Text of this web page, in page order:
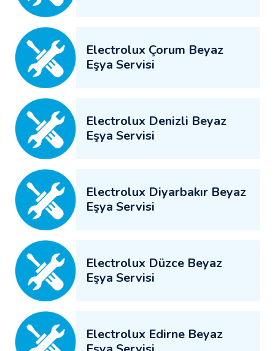
Electrolux Çorum Beyaz
Eşya Servisi
Electrolux Denizli Beyaz
Eşya Servisi
Electrolux Diyarbakır Beyaz
Eşya Servisi
Electrolux Düzce Beyaz
Eşya Servisi
Electrolux Edirne Beyaz